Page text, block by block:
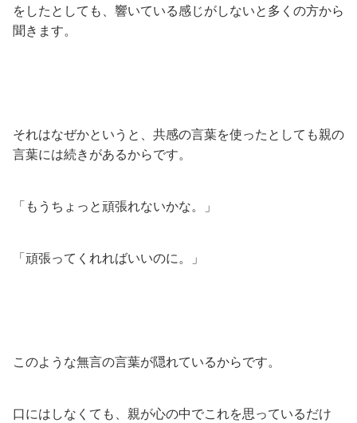
をしたとしても、響いている感じがしないと多くの方から
聞きます。
それはなぜかというと、共感の言葉を使ったとしても親の
言葉には続きがあるからです。
「もうちょっと頑張れないかな。」
「頑張ってくれればいいのに。」
このような無言の言葉が隠れているからです。
口にはしなくても、親が心の中でこれを思っているだけ